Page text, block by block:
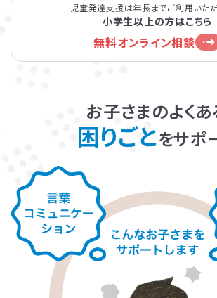
LITALICOワンダー
LITALICOライフ
LITALICO仕事ナビ
LITALICO教育ソフト
児童発達支援は年長までご利用いた
小学生以上の方はこちら
無料オンライン相談
お子さまのよくあ
困りごとをサポ